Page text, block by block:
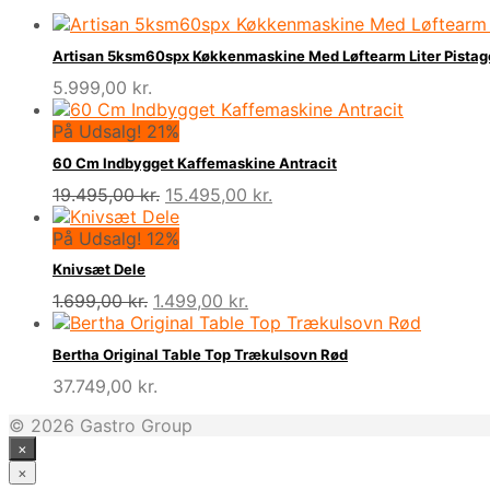
Artisan 5ksm60spx Køkkenmaskine Med Løftearm Liter
5.999,00 kr.
På Udsalg! 21%
60 Cm Indbygget Kaffemaskine Antracit
19.495,00kr. Den
oprindelige
pris
15.495,00 kr.
På Udsalg! 12%
Knivsæt Dele
1.699,00kr. Den
oprindelige
pris
var:
1.699,00 kr..
1.499,00 kr.
aktuelle
pris
er:
Bertha Original Table Top Trækulsovn Rød
37.749,00 kr.
© 2026 Gastro Group
×
×